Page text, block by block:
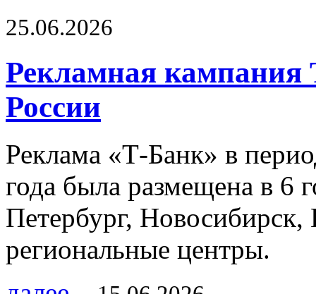
25.06.2026
Рекламная кампания
России
Реклама «Т-Банк» в
года была размещена в 6
Петербург,
региональные центры.